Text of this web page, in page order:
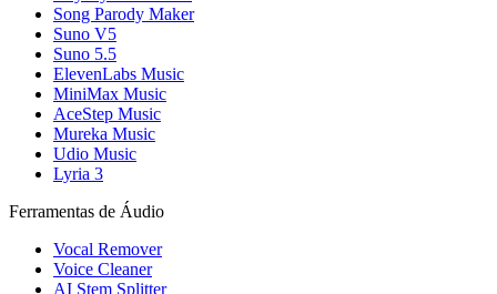
Song Parody Maker
Suno V5
Suno 5.5
ElevenLabs Music
MiniMax Music
AceStep Music
Mureka Music
Udio Music
Lyria 3
Ferramentas de Áudio
Vocal Remover
Voice Cleaner
AI Stem Splitter